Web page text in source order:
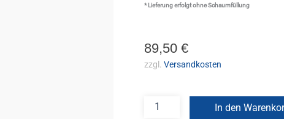
* Lieferung erfolgt ohne Schaumfüllung
89,50 €
zzgl. Versandkosten
In den